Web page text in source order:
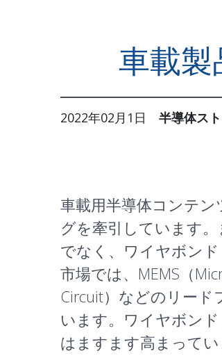
車載
2022年02月1日 半導体ス
車載用半導体コンテ
グを牽引しています。
でなく、ワイヤボン
市場では、 MEMS （
Circuit）などのリー
います。ワイヤボン
はますます高まってい